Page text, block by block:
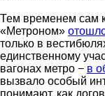
Тем временем сам
«Метроном»
только в
единственному
вагонах метро − в
вызвало особый
понимают, как